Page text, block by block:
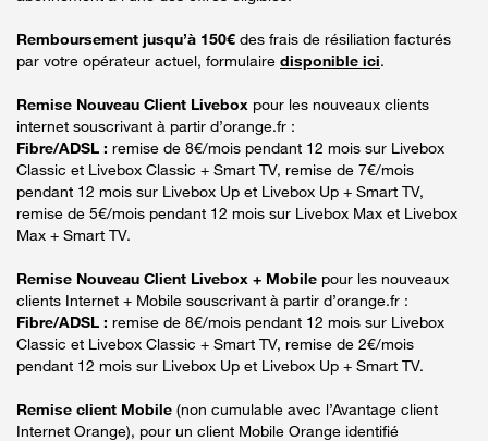
Remboursement jusqu’à 150€ des frais de résiliation facturés
par votre opérateur actuel, formulaire disponible ici.
Remise Nouveau Client Livebox pour les nouveaux clients
internet souscrivant à partir d’orange.fr :
Fibre/ADSL : remise de 8€/mois pendant 12 mois sur Livebox
Classic et Livebox Classic + Smart TV, remise de 7€/mois
pendant 12 mois sur Livebox Up et Livebox Up + Smart TV,
remise de 5€/mois pendant 12 mois sur Livebox Max et Livebox
Max + Smart TV.
Remise Nouveau Client Livebox + Mobile pour les nouveaux
clients Internet + Mobile souscrivant à partir d’orange.fr :
Fibre/ADSL : remise de 8€/mois pendant 12 mois sur Livebox
Classic et Livebox Classic + Smart TV, remise de 2€/mois
pendant 12 mois sur Livebox Up et Livebox Up + Smart TV.
Remise client Mobile (non cumulable avec l’Avantage client
Internet Orange), pour un client Mobile Orange identifié